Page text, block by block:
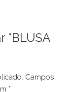
“BLUSA
Campos
*